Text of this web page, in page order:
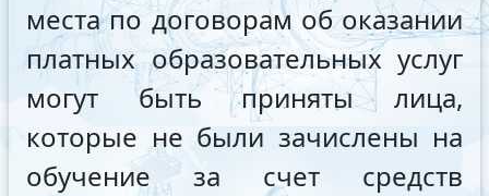
места по договорам об оказании
платных образовательных услуг
могут быть приняты лица,
которые не были зачислены на
обучение за счет средств